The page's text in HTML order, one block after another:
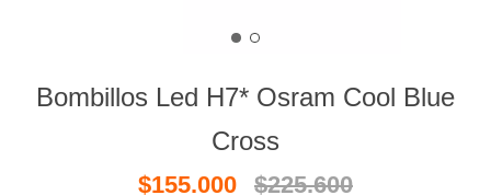
Bombillos Led H7* Osram Cool Blue
Cross
$155.000 $225.600